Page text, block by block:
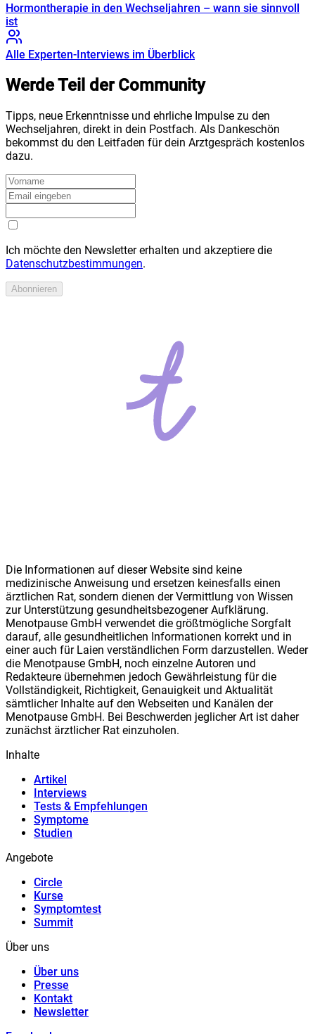
Hormontherapie in den Wechseljahren – wann sie sinnvoll
ist
Alle Experten-Interviews im Überblick
Werde Teil der Community
Tipps, neue Erkenntnisse und ehrliche Impulse zu den
Wechseljahren, direkt in dein Postfach. Als Dankeschön
bekommst du den Leitfaden für dein Arztgespräch kostenlos
dazu.
Ich möchte den Newsletter erhalten und akzeptiere die
Datenschutzbestimmungen.
Abonnieren
Die Informationen auf dieser Website sind keine
medizinische Anweisung und ersetzen keinesfalls einen
ärztlichen Rat, sondern dienen der Vermittlung von Wissen
zur Unterstützung gesundheitsbezogener Aufklärung.
Menotpause GmbH verwendet die größtmögliche Sorgfalt
darauf, alle gesundheitlichen Informationen korrekt und in
einer auch für Laien verständlichen Form darzustellen. Weder
die Menotpause GmbH, noch einzelne Autoren und
Redakteure übernehmen jedoch Gewährleistung für die
Vollständigkeit, Richtigkeit, Genauigkeit und Aktualität
sämtlicher Inhalte auf den Webseiten und Kanälen der
Menotpause GmbH. Bei Beschwerden jeglicher Art ist daher
zunächst ärztlicher Rat einzuholen.
Inhalte
Artikel
Interviews
Tests & Empfehlungen
Symptome
Studien
Angebote
Circle
Kurse
Symptomtest
Summit
Über uns
Über uns
Presse
Kontakt
Newsletter